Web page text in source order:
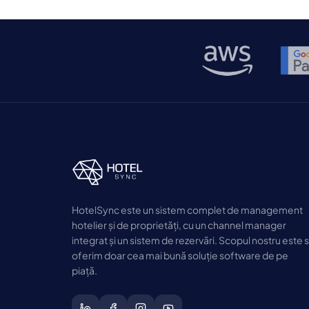
HotelSync este un sistem complet de management
hotelier și de proprietăți, cu un channel manager
integrat și un sistem de rezervări. Scopul nostru este
oferim doar cea mai bună soluție software de pe
piață.